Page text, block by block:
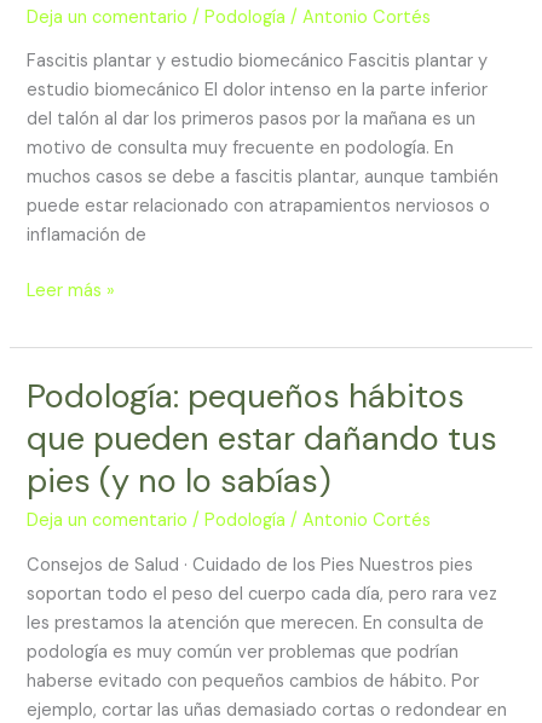
Deja un comentario /Podología /Antonio Cortés
Fascitis plantar y estudio biomecánico Fascitis plantar y
estudio biomecánico El dolor intenso en la parte inferior
del talón al dar los primeros pasos por la mañana es un
motivo de consulta muy frecuente en podología. En
muchos casos se debe a fascitis plantar, aunque también
puede estar relacionado con atrapamientos nerviosos o
inflamación de
Leer más »
Podología: pequeños hábitos
que pueden estar dañando tus
pies (y no lo sabías)
Deja un comentario /Podología /Antonio Cortés
Consejos de Salud · Cuidado de los Pies Nuestros pies
soportan todo el peso del cuerpo cada día, pero rara vez
les prestamos la atención que merecen. En consulta de
podología es muy común ver problemas que podrían
haberse evitado con pequeños cambios de hábito. Por
ejemplo, cortar las uñas demasiado cortas o redondear en
Podología:
hábitos
que
pueden
estar
dañando
tus
pies
(y
no
lo